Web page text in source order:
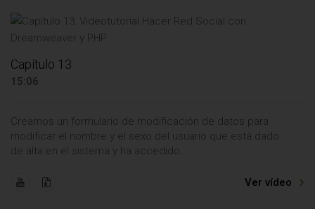
Capítulo 13
15:06
Creamos un formulario de modificación de datos para
modificar el nombre y el sexo del usuario que está dado
de alta en el sistema y ha accedido.
Ver vídeo